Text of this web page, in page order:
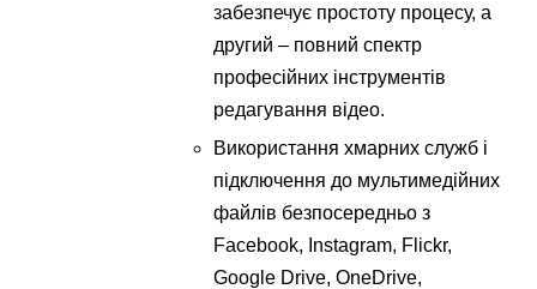
забезпечує простоту процесу, а
другий – повний спектр
професійних інструментів
редагування відео.
Використання хмарних служб і
підключення до мультимедійних
файлів безпосередньо з
Facebook, Instagram, Flickr,
Google Drive, OneDrive,